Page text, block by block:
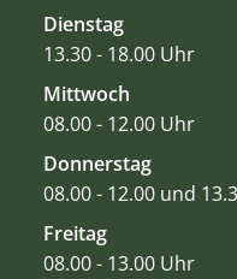
Dienstag
13.30 - 18.00 Uhr
Mittwoch
08.00 - 12.00 Uhr
Donnerstag
08.00 - 12.00 und
Freitag
08.00 - 13.00 Uhr